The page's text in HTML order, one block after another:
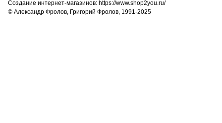
Создание интернет-магазинов: https://www.shop2you.ru/
© Александр Фролов, Григорий Фролов, 1991-2025